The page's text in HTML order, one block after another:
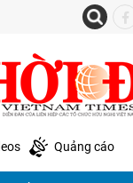
Quảng cáo